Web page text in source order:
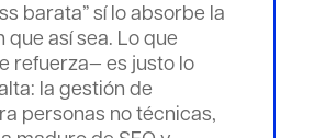
barata” sí lo absorbe la
que así sea. Lo que
refuerza— es justo lo
la gestión de
personas no técnicas,